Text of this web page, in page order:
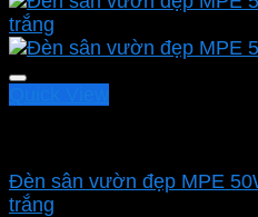
Đèn sân vườn đẹp MPE
trắng